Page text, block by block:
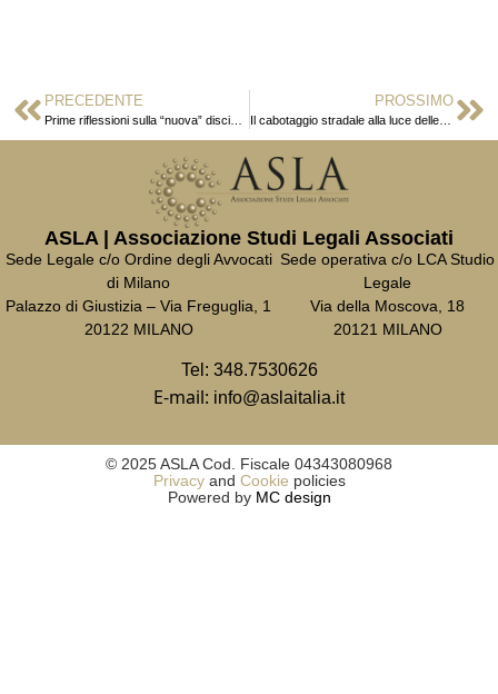
PRECEDENTE PROSSIMO
Il cabotaggio stradale alla luce delle nuove norme introdotte dal Regolamento 2020/1055
ASLA | Associazione Studi Legali Associati
Sede Legale c/o Ordine degli Avvocati
di Milano
Palazzo di Giustizia – Via Freguglia, 1
20122 MILANO
Sede operativa c/o LCA Studio
Legale
Via della Moscova, 18
20121 MILANO
Tel: 348.7530626
E-mail: info@aslaitalia.it
© 2025 ASLA Cod. Fiscale 04343080968
Privacyand Cookie policies
Powered by MC design